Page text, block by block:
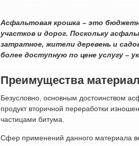
Асфальтовая крошка – это
участков и дорог. Поскольку
затратное, жители деревень и
более доступную по цене услугу –
Преимущества
Безусловно, основным достоинством
продукт вторичной переработки
частицами битума.
Сфер применений данного материала